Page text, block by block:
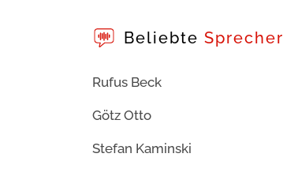
BeliebteSprecher
Rufus Beck
Götz Otto
Stefan Kaminski